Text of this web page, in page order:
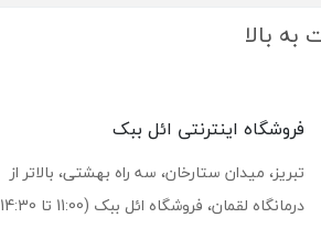
به بالا
فروشگاه اینترنتی ائل ببک
تبریز، میدان ستارخان، سه راه بهشتی، بالاتر از
درمانگاه لقمان، فروشگاه ائل ببک (11:00 تا 14:30